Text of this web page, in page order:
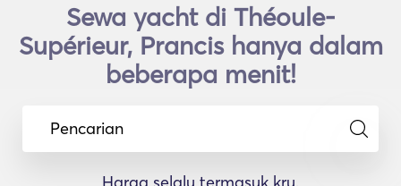
Sewa yacht di Théoule-
Supérieur, Prancis hanya dalam
beberapa menit!
Pencarian